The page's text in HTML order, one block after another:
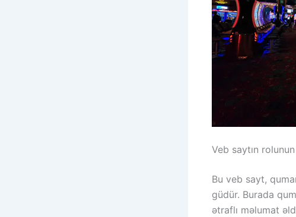
Veb saytın
Bu veb sayt,
güdür. Burada
ətraflı məlumat